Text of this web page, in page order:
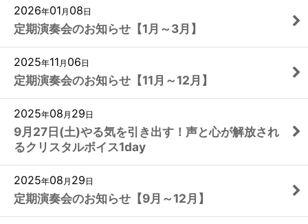
2026年01 月 08 日
定期演奏会のお知らせ【1月～3月】
2025年11 月 06 日
定期演奏会のお知らせ【11月～12月】
2025年08 月 29 日
9月27日(土)やる気を引き出す！声と心が解放され
るクリスタルボイス1day
2025年08 月 29 日
定期演奏会のお知らせ【9月～12月】